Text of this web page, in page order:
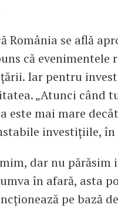
România se află
că
Iar pentru
„Atunci când
este mai mare
investițiile,
dar nu
în afară, asta
pe bază